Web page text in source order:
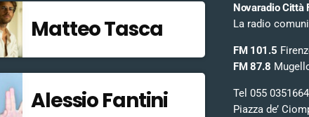
Matteo Tasca
Alessio Fantini
Novaradio Città
La radio
FM 101.5
FM 87.8
Tel 055 0351664
Piazza de’